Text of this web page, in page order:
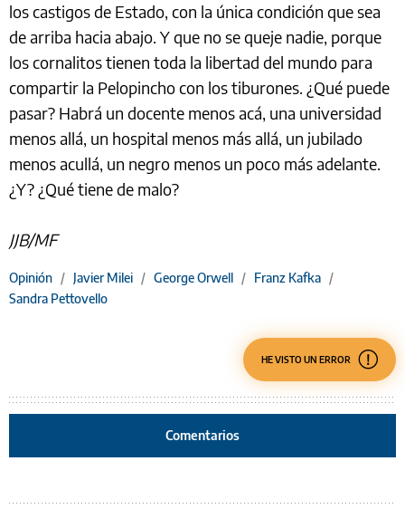
los castigos de Estado, con la única condición que sea
de arriba hacia abajo. Y que no se queje nadie, porque
los cornalitos tienen toda la libertad del mundo para
compartir la Pelopincho con los tiburones. ¿Qué puede
pasar? Habrá un docente menos acá, una universidad
menos allá, un hospital menos más allá, un jubilado
menos acullá, un negro menos un poco más adelante.
¿Y? ¿Qué tiene de malo?
JJB/MF
Opinión / Javier Milei / George Orwell / Franz Kafka /
Sandra Pettovello
HE VISTO UN ERROR
Comentarios